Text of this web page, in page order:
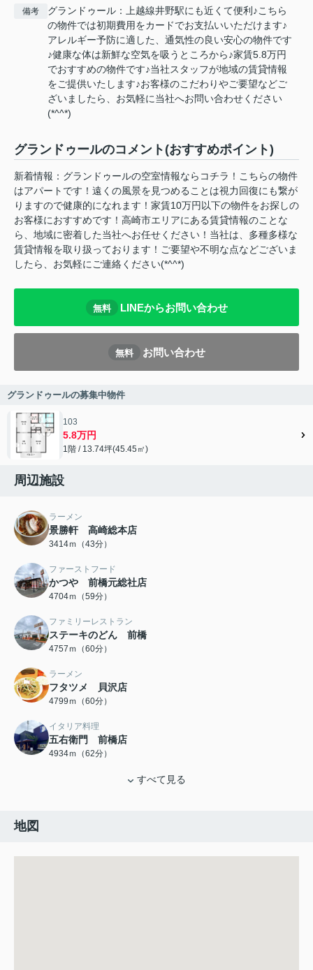
備考
グランドゥール：上越線井野駅にも近くて便利♪こちら
の物件では初期費用をカードでお支払いいただけます♪
アレルギー予防に適した、通気性の良い安心の物件です
♪健康な体は新鮮な空気を吸うところから♪家賃5.8万円
でおすすめの物件です♪当社スタッフが地域の賃貸情報
をご提供いたします♪お客様のこだわりやご要望などご
ざいましたら、お気軽に当社へお問い合わせください
(*^^*)
グランドゥールのコメント(おすすめポイント)
新着情報：グランドゥールの空室情報ならコチラ！こちらの物件
はアパートです！遠くの風景を見つめることは視力回復にも繋が
りますので健康的になれます！家賃10万円以下の物件をお探しの
お客様におすすめです！高崎市エリアにある賃貸情報のことな
ら、地域に密着した当社へお任せください！当社は、多種多様な
賃貸情報を取り扱っております！ご要望や不明な点などございま
したら、お気軽にご連絡ください(*^^*)
無料 LINEからお問い合わせ
無料 お問い合わせ
グランドゥールの募集中物件
103
5.8万円
1階 / 13.74坪(45.45㎡)
周辺施設
ラーメン
景勝軒 高崎総本店
3414ｍ（43分）
ファーストフード
かつや 前橋元総社店
4704ｍ（59分）
ファミリーレストラン
ステーキのどん 前橋
4757ｍ（60分）
ラーメン
フタツメ 貝沢店
4799ｍ（60分）
イタリア料理
五右衛門 前橋店
4934ｍ（62分）
すべて見る
地図